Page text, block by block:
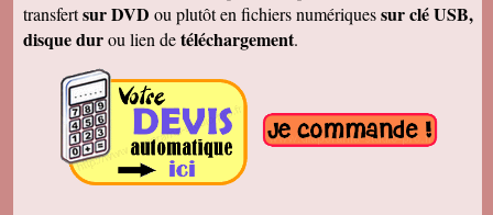
Bernard D.
Bien reçu votre COLIS - Travail fénoménal que
j'ai eu peur d'entreprendre !!!!!!!!!!!!! Le disque
DUR et les CD/DVD fonctionnement
parfaitement ........ Je vais entreprendre
pour........ NOEL 3 copies. pour mes 3 enfants
de 1980 à ce jour . MERCI MERCI MERCI Je
vais communiquer vos coordonnées à mon
entourage...
Véronique F.
transfertsur DVD ou plutôt en fichiers numériquessur clé USB,
disque durou lien detéléchargement.